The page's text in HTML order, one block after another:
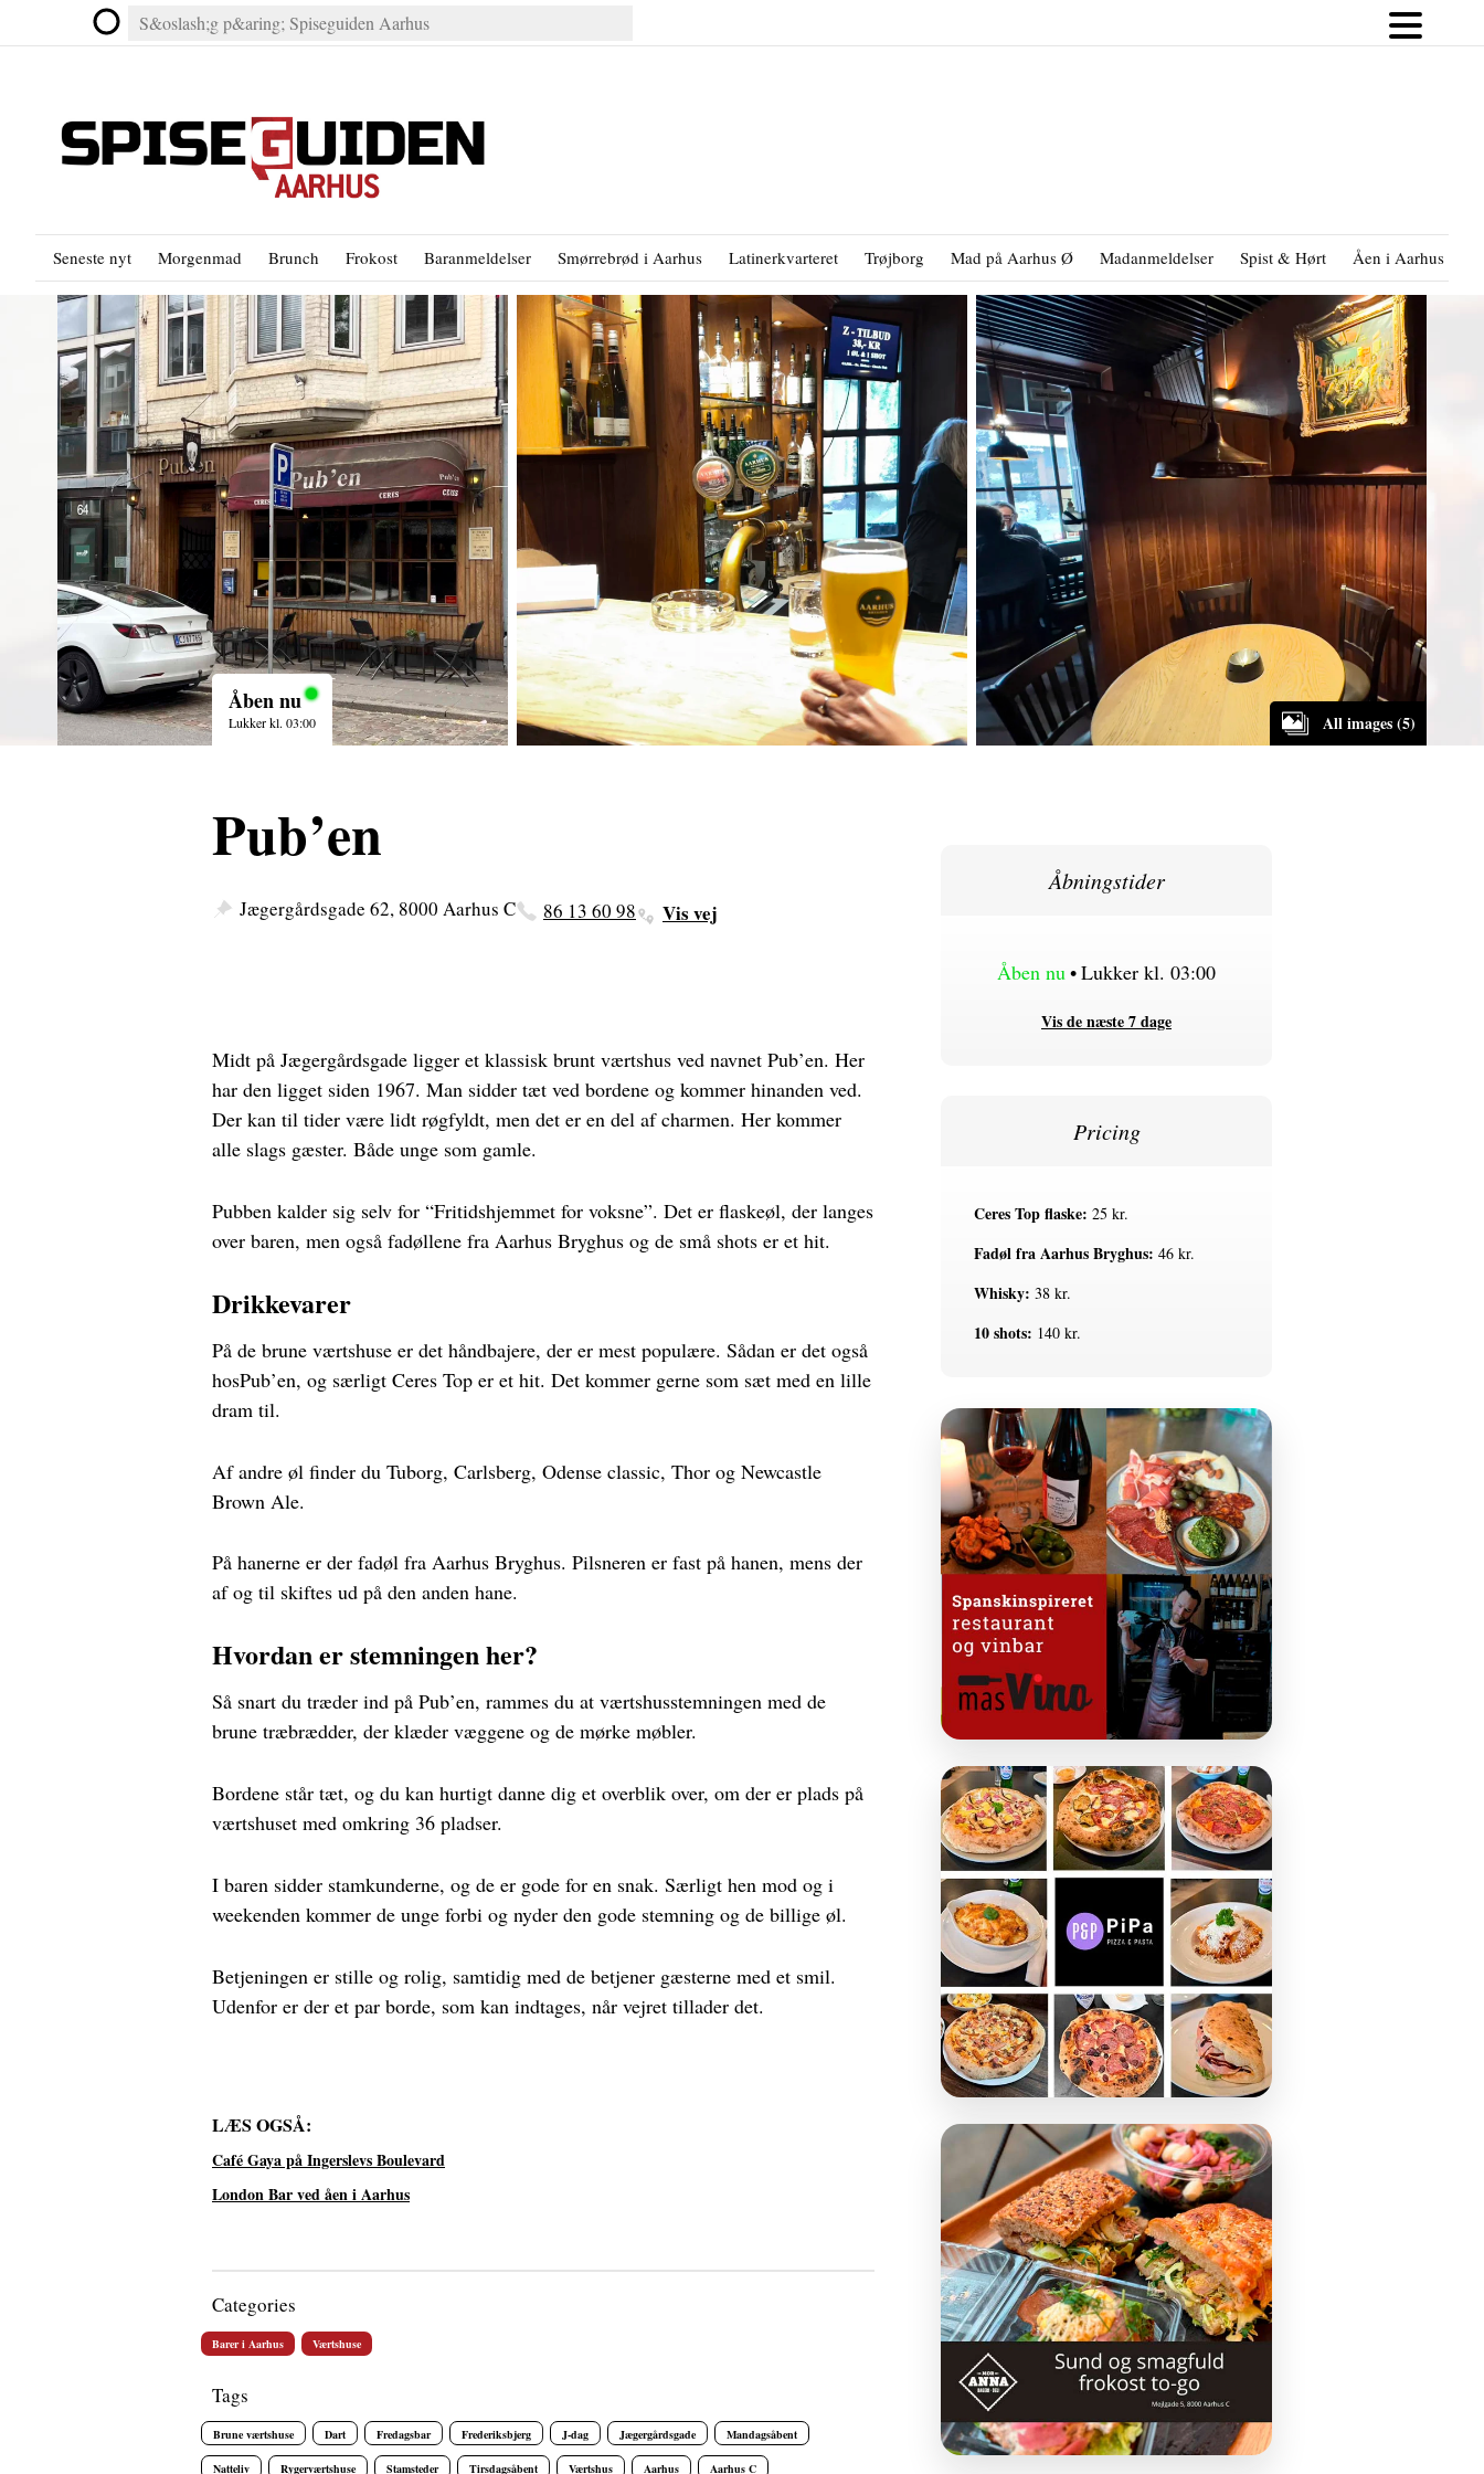
Seneste nyt Morgenmad Brunch Frokost Baranmeldelser Smørrebrød i Aarhus Latinerkvarteret Trøjborg Mad på Aarhus Ø Madanmeldelser Spist & Hørt Åen i Aarhus
All images (5)
Åben nu
Lukker kl. 03:00
Pub’en
Jægergårdsgade 62, 8000 Aarhus C 86 13 60 98 Vis vej
Midt på Jægergårdsgade ligger et klassisk brunt værtshus ved navnet Pub’en. Her
har den ligget siden 1967. Man sidder tæt ved bordene og kommer hinanden ved.
Der kan til tider være lidt røgfyldt, men det er en del af charmen. Her kommer
alle slags gæster. Både unge som gamle.
Pubben kalder sig selv for “Fritidshjemmet for voksne”. Det er flaskeøl, der langes
over baren, men også fadøllene fra Aarhus Bryghus og de små shots er et hit.
Drikkevarer
På de brune værtshuse er det håndbajere, der er mest populære. Sådan er det også
hosPub’en, og særligt Ceres Top er et hit. Det kommer gerne som sæt med en lille
dram til.
Af andre øl finder du Tuborg, Carlsberg, Odense classic, Thor og Newcastle
Brown Ale.
På hanerne er der fadøl fra Aarhus Bryghus. Pilsneren er fast på hanen, mens der
af og til skiftes ud på den anden hane.
Hvordan er stemningen her?
Så snart du træder ind på Pub’en, rammes du at værtshusstemningen med de
brune træbrædder, der klæder væggene og de mørke møbler.
Bordene står tæt, og du kan hurtigt danne dig et overblik over, om der er plads på
værtshuset med omkring 36 pladser.
I baren sidder stamkunderne, og de er gode for en snak. Særligt hen mod og i
weekenden kommer de unge forbi og nyder den gode stemning og de billige øl.
Betjeningen er stille og rolig, samtidig med de betjener gæsterne med et smil.
Udenfor er der et par borde, som kan indtages, når vejret tillader det.
LÆS OGSÅ:
Café Gaya på Ingerslevs Boulevard
London Bar ved åen i Aarhus
Categories
Barer i Aarhus Værtshuse
Tags
Brune værtshuse Dart Fredagsbar Frederiksbjerg J-dag Jægergårdsgade Mandagsåbent
Natteliv Rygerværtshuse Stamsteder Tirsdagsåbent Værtshus Aarhus Aarhus C
Åbningstider
Åben nu•Lukker kl. 03:00
Vis de næste 7 dage
Pricing
Ceres Top flaske: 25 kr.
Fadøl fra Aarhus Bryghus: 46 kr.
Whisky: 38 kr.
10 shots: 140 kr.